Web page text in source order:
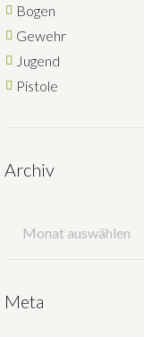
Bogen
Gewehr
Jugend
Pistole
Archiv
Meta